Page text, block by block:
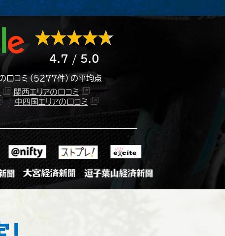
4.7 / 5.0
口コミ（5277件）の平均点
関西エリアの口コミ
/ 中四国エリアの口コミ